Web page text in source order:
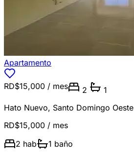
Apartamento
RD$15,000 / mes 2
1
Hato Nuevo, Santo Domingo Oeste
RD$15,000 / mes
2 hab 1 baño